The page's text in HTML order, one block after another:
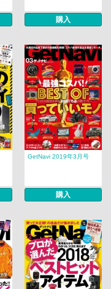
購入
GetNavi 2019年3月号
購入